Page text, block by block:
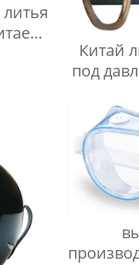
Китай
под